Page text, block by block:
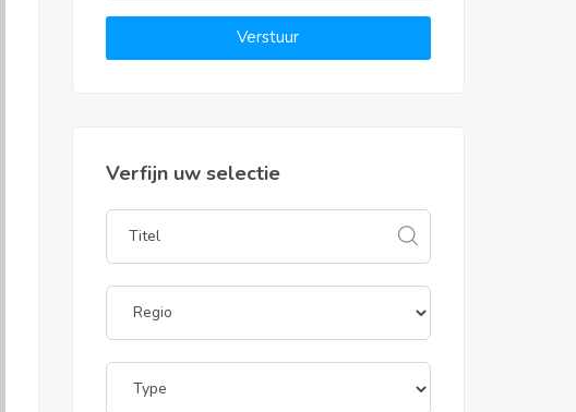
Verstuur
Verfijn uw selectie